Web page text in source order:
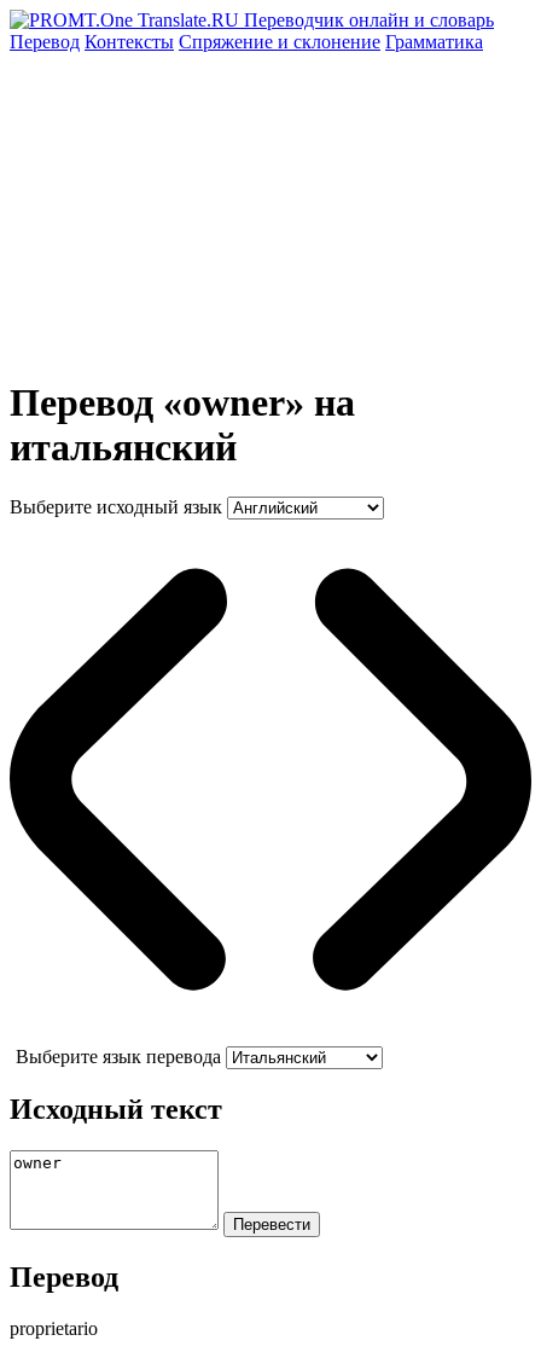
Перевод Контексты Спряжение и склонение Грамматика
Перевод «owner» на
итальянский
Выберите исходный язык
Выберите язык перевода
Исходный текст
Перевод
proprietario